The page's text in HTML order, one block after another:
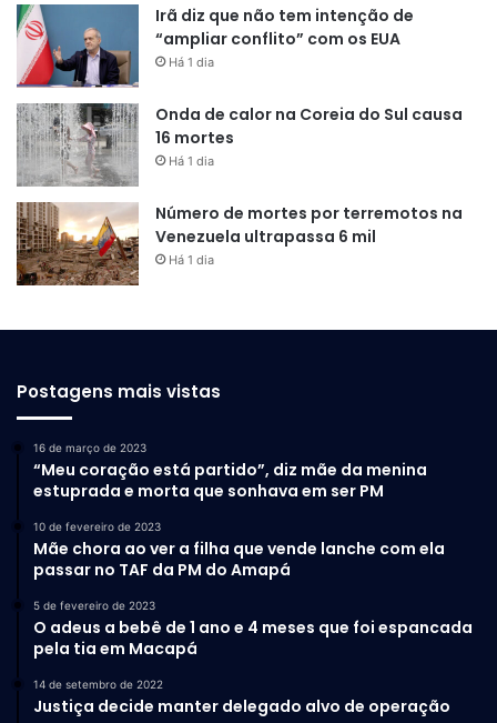
Irã diz que não tem intenção de
“ampliar conflito” com os EUA
Há 1 dia
Onda de calor na Coreia do Sul causa
16 mortes
Há 1 dia
Número de mortes por terremotos na
Venezuela ultrapassa 6 mil
Há 1 dia
Postagens mais vistas
16 de março de 2023
“Meu coração está partido”, diz mãe da menina
estuprada e morta que sonhava em ser PM
10 de fevereiro de 2023
Mãe chora ao ver a filha que vende lanche com ela
passar no TAF da PM do Amapá
5 de fevereiro de 2023
O adeus a bebê de 1 ano e 4 meses que foi espancada
pela tia em Macapá
14 de setembro de 2022
Justiça decide manter delegado alvo de operação